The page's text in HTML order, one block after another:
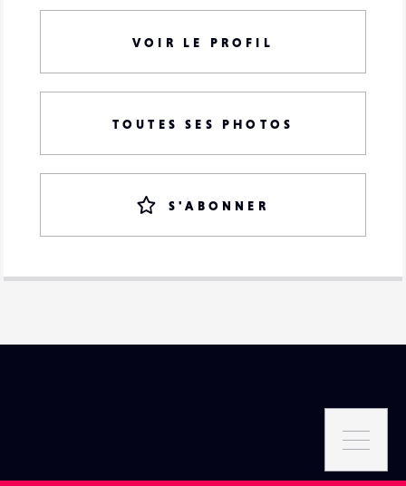
VOIR LE PROFIL
TOUTES SES PHOTOS
S'ABONNER